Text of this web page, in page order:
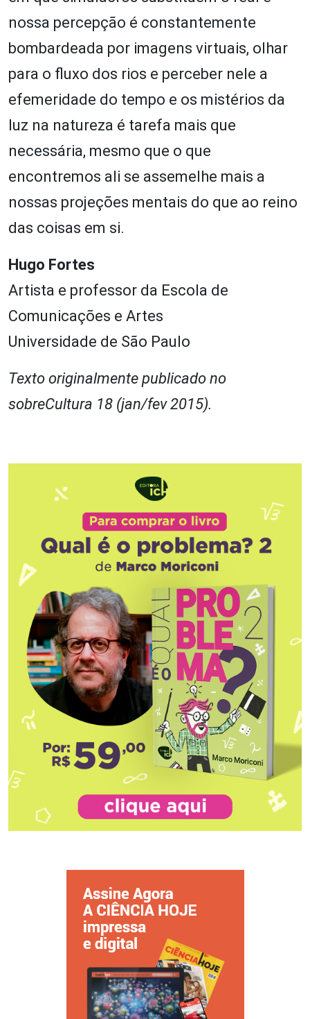
nossa percepção é constantemente
bombardeada por imagens virtuais, olhar
para o fluxo dos rios e perceber nele a
efemeridade do tempo e os mistérios da
luz na natureza é tarefa mais que
necessária, mesmo que o que
encontremos ali se assemelhe mais a
nossas projeções mentais do que ao reino
das coisas em si.
Hugo Fortes
Artista e professor da Escola de
Comunicações e Artes
Universidade de São Paulo
Texto originalmente publicado no
sobreCultura 18 (jan/fev 2015).